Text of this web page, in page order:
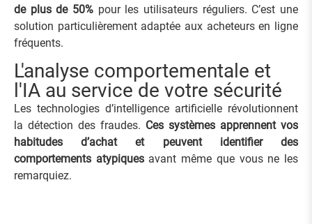
de plus de 50% pour les utilisateurs réguliers. C’est une
solution particulièrement adaptée aux acheteurs en ligne
fréquents.
L'analyse comportementale et
l'IA au service de votre sécurité
Les technologies d’intelligence artificielle révolutionnent
la détection des fraudes. Ces systèmes apprennent vos
habitudes d’achat et peuvent identifier des
comportements atypiquesavant même que vous ne les
remarquiez.